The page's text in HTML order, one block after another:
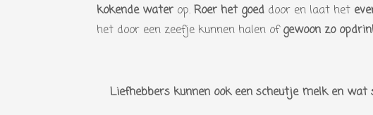
kokende water op. Roer het goed door en laat het
het door een zeefje kunnen halen ofgewoon zo
Liefhebbers kunnen ook een scheutje melk en wat